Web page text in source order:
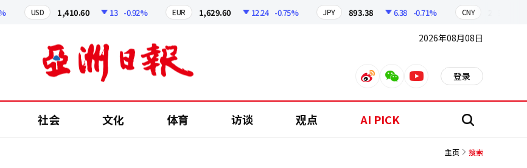
USD 1,410.60 13 -0.92% EUR 1,629.60 12.24 -0.75% JPY 893.38 6.38 -0.71% CNY
2026年08月08日
weiboweixinyoutube 登录
社会 文化 体育 访谈 观点 AI PICK 搜
主页 搜索